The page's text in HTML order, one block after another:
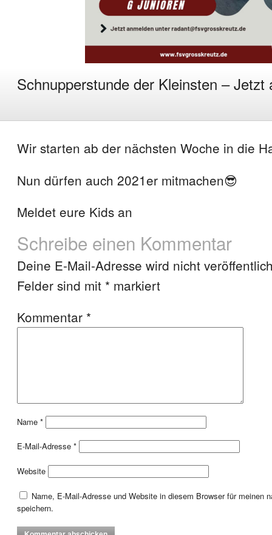
Schnupperstunde der Kleinsten – Jetzt
Wir starten ab der nächsten Woche in die
Nun dürfen auch 2021er mitmachen😎
Meldet eure Kids an
Schreibe einen Kommentar
Deine E-Mail-Adresse wird nicht
Felder sind mit * markiert
Kommentar *
Name *
E-Mail-Adresse *
Website
Name, E-Mail-Adresse und Website in diesem Browser für meinen
speichern.